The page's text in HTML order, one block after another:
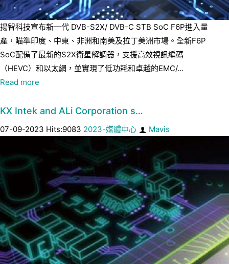
揚智科技宣布新一代 DVB-S2X/ DVB-C STB SoC F6P進入量
產，瞄準印度、中東、非洲和南美及拉丁美洲市場。全新F6P
SoC配備了最新的S2X衛星解調器，支援高效視訊編碼
（HEVC）和以太網，並實現了低功耗和卓越的EMC/...
Read more
KX Intek and ALi Corporation s…
07-09-2023 Hits:9083 2023-媒體中心 Mavis